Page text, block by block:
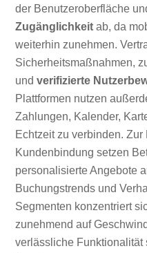
der Benutzeroberfläche
Zugänglichkeit ab, da
weiterhin zunehmen.
Sicherheitsmaßnahmen,
undverifizierte
Plattformen nutzen
Zahlungen, Kalender,
Echtzeit zu verbinden. Zur
Kundenbindung setzen
personalisierte Angebote
Buchungstrends und
Segmenten konzentriert
zunehmend auf
verlässliche Funktionalität